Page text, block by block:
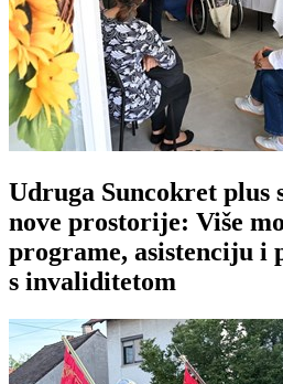
Udruga Suncokret plus
nove prostorije: Više
programe, asistenciju i
s invaliditetom